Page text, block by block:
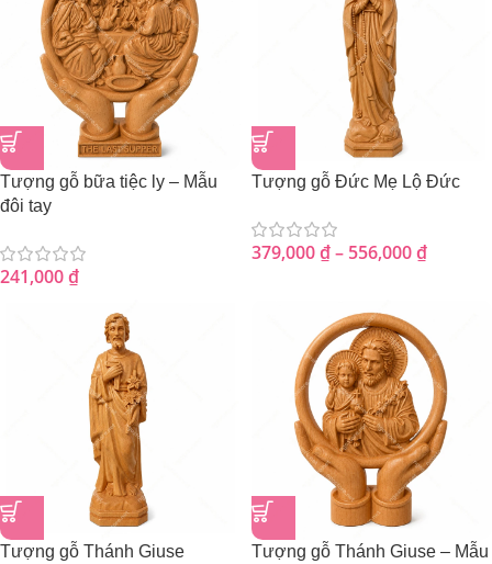
Tượng gỗ bữa tiệc ly – Mẫu
đôi tay
241,000₫
Tượng gỗ Đức Mẹ Lộ Đức
379,000₫– 556,000₫
Tượng gỗ Thánh Giuse
Tượng gỗ Thánh Giuse – Mẫu